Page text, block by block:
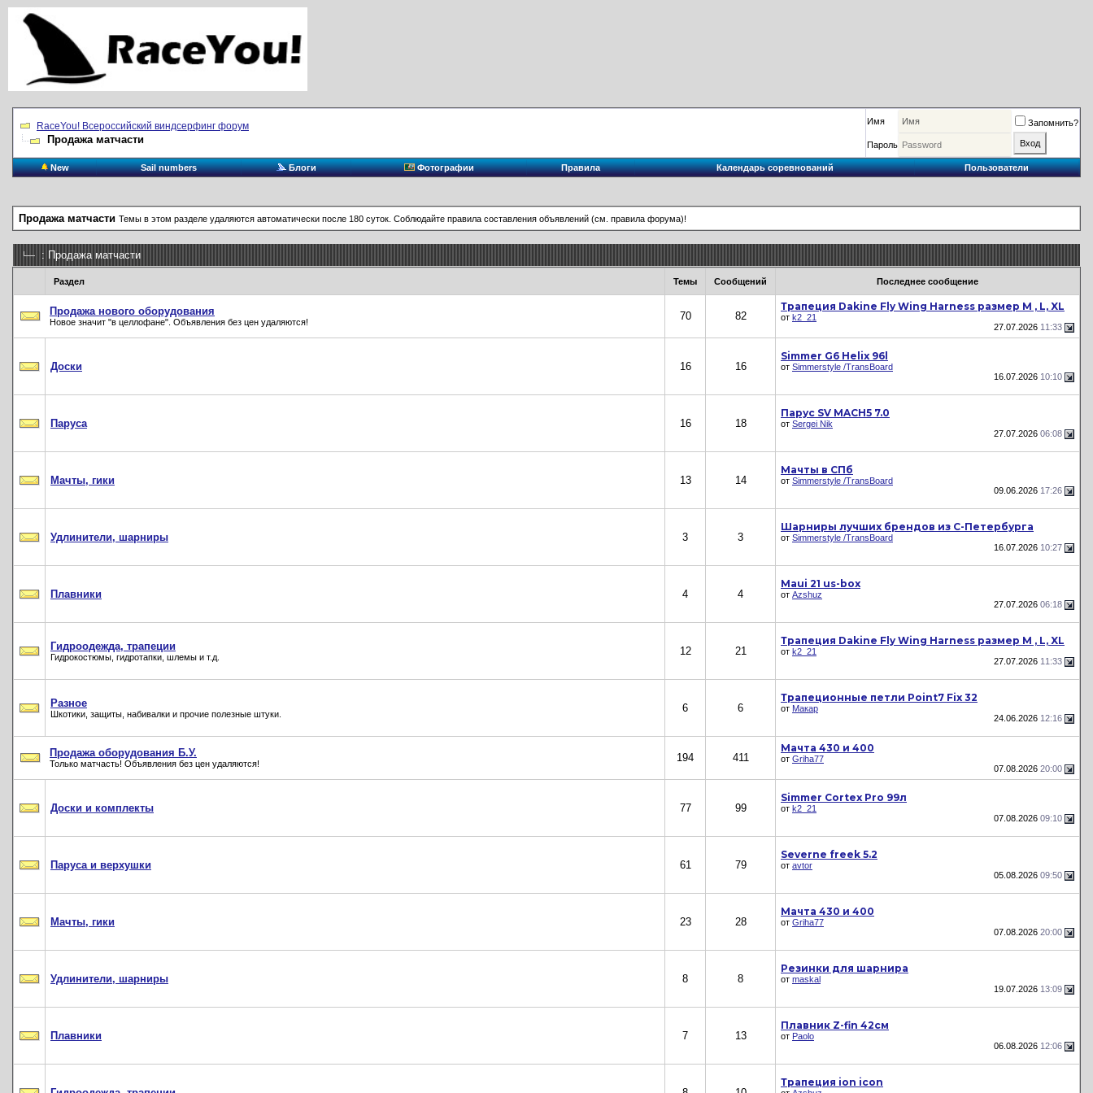
RaceYou! Всероссийский виндсерфинг форум
Продажа матчасти
Имя Запомнить?
Пароль
New Sail numbers Блоги Фотографии Правила Календарь соревнований Пользователи
Продажа матчасти Темы в этом разделе удаляются автоматически после 180 суток. Соблюдайте правила составления объявлений (см. правила форума)!
: Продажа матчасти
Раздел Темы Сообщений Последнее сообщение
Продажа нового оборудования
Новое значит "в целлофане". Объявления без цен удаляются! 70 82
Трапеция Dakine Fly Wing Harness размер M , L, XL
от k2_21
27.07.2026 11:33
Доски 16 16
Simmer G6 Helix 96l
от Simmerstyle /TransBoard
16.07.2026 10:10
Паруса 16 18
Парус SV MACH5 7.0
от Sergei Nik
27.07.2026 06:08
Мачты, гики 13 14
Мачты в СПб
от Simmerstyle /TransBoard
09.06.2026 17:26
Удлинители, шарниры 3 3
Шарниры лучших брендов из С-Петербурга
от Simmerstyle /TransBoard
16.07.2026 10:27
Плавники 4 4
Maui 21 us-box
от Azshuz
27.07.2026 06:18
Гидроодежда, трапеции
Гидрокостюмы, гидротапки, шлемы и т.д. 12 21
Трапеция Dakine Fly Wing Harness размер M , L, XL
от k2_21
27.07.2026 11:33
Разное
Шкотики, защиты, набивалки и прочие полезные штуки. 6 6
Трапеционные петли Point7 Fix 32
от Макар
24.06.2026 12:16
Продажа оборудования Б.У.
Только матчасть! Объявления без цен удаляются! 194 411
Мачта 430 и 400
от Griha77
07.08.2026 20:00
Доски и комплекты 77 99
Simmer Cortex Pro 99л
от k2_21
07.08.2026 09:10
Паруса и верхушки 61 79
Severne freek 5.2
от avtor
05.08.2026 09:50
Мачты, гики 23 28
Мачта 430 и 400
от Griha77
07.08.2026 20:00
Удлинители, шарниры 8 8
Резинки для шарнира
от maskal
19.07.2026 13:09
Плавники 7 13
Плавник Z-fin 42см
от Paolo
06.08.2026 12:06
Трапеция ion icon